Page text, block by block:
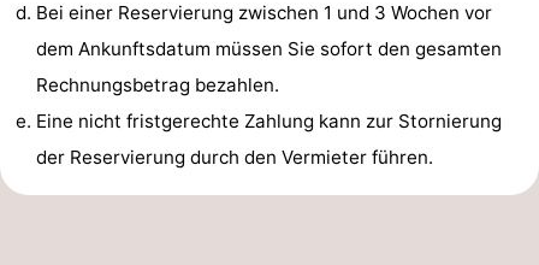
Zentren
Dörfer
Städte
Natur
Führungen
Sport
Bei einer Reservierung zwischen 1 und 3 Wochen vor
dem Ankunftsdatum müssen Sie sofort den gesamten
Rechnungsbetrag bezahlen.
Eine nicht fristgerechte Zahlung kann zur Stornierung
der Reservierung durch den Vermieter führen.